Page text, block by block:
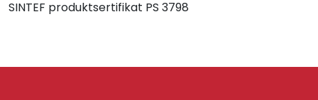
SINTEF produktsertifikat PS 3798